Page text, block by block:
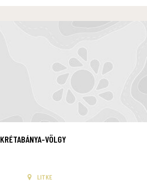
KRÉTABÁNYA-VÖLGY
LITKE